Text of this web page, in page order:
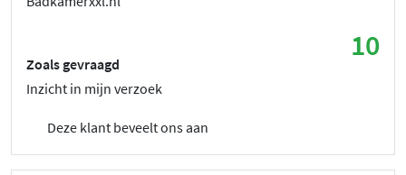
10
Zoals gevraagd
Inzicht in mijn verzoek
Deze klant beveelt ons aan